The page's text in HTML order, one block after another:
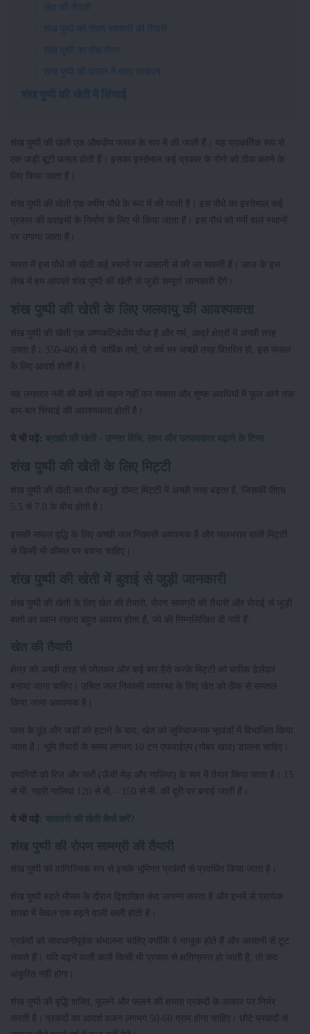
खेत की तैयारी
शंख पुष्पी की रोपण सामग्री की तैयारी
शंख पुष्पी का पौध रोपण
शंख पुष्पी की फसल में खाद प्रबंधन
शंख पुष्पी की खेती में सिंचाई
शंख पुष्पी की खेती एक औषधीय फसल के रूप में की जाती हैं। यह प्राकर्तिक रूप से
एक जड़ी बूटी फसल होती हैं। इसका इस्तेमाल कई प्रकार के रोगो को ठीक करने के
लिए किया जाता हैं।
शंख पुष्पी की खेती एक वर्षीय पौधे के रूप में की जाती हैं। इस पौधे का इस्तेमाल कई
प्रकार की दवाइयों के निर्माण के लिए भी किया जाता हैं। इस पौधे को गर्मी वाले स्थानों
पर उगाया जाता हैं।
भारत में इस पौधे की खेती कई स्थनों पर आसानी से की जा सकती हैं। आज के इस
लेख में हम आपको शंख पुष्पी की खेती से जुडी सम्पूर्ण जानकारी देंगे।
शंख पुष्पी की खेती एक उष्णकटिबंधीय पौधा है और गर्म, आर्द्र क्षेत्रों में अच्छी तरह
उगता है। 350-400 से.मी. वार्षिक वर्षा, जो वर्ष भर अच्छी तरह वितरित हो, इस फसल
के लिए आदर्श होती है।
यह लगातार नमी की कमी को सहन नहीं कर सकता और शुष्क अवधियों में फूल आने तक
बार-बार सिंचाई की आवश्यकता होती है।
ये भी पढ़ें: ब्राह्मी की खेती - उन्नत विधि, लाभ और उत्पादकता बढ़ाने के टिप्स
शंख पुष्पी की खेती का पौधा बलुई दोमट मिट्टी में अच्छी तरह बढ़ता है, जिसकी पीएच
5.5 से 7.0 के बीच होती है।
इसकी सफल वृद्धि के लिए अच्छी जल निकासी आवश्यक है और जलभराव वाली मिट्टी
से किसी भी कीमत पर बचना चाहिए।
शंख पुष्पी की खेती के लिए खेत की तैयारी, रोपण सामग्री की तैयारी और रोपाई से जुड़ी
बातो का ध्यान रखना बहुत आवश्य होता हैं, जो की निम्नलिखित दी गयी हैं:
क्षेत्र को अच्छी तरह से जोतकर और कई बार हैरो करके मिट्टी को बारीक ढेलेदार
बनाया जाना चाहिए। उचित जल निकासी व्यवस्था के लिए खेत को ठीक से समतल
किया जाना आवश्यक है।
घास के ठूंठ और जड़ों को हटाने के बाद, खेत को सुविधाजनक भूखंडों में विभाजित किया
जाता है। भूमि तैयारी के समय लगभग 10 टन एफवाईएम (गोबर खाद) डालना चाहिए।
क्यारियों को रिज और फर्रो (ऊँची मेड़ और नालियां) के रूप में तैयार किया जाता है। 15
से.मी. गहरी नालियां 120 से.मी. - 150 से.मी. की दूरी पर बनाई जाती हैं।
ये भी पढ़ें: शतावरी की खेती कैसे करें?
शंख पुष्पी को वाणिज्यिक रूप से इसके भूमिगत प्रकंदों से प्रवर्धित किया जाता है।
शंख पुष्पी बढ़ते मौसम के दौरान द्विशाखित कंद उत्पन्न करता है और इनमें से प्रत्येक
शाखा में केवल एक बढ़ने वाली कली होती है।
प्रकंदों को सावधानीपूर्वक संभालना चाहिए क्योंकि वे नाजुक होते हैं और आसानी से टूट
सकते हैं। यदि बढ़ने वाली कली किसी भी प्रकार से क्षतिग्रस्त हो जाती है, तो कंद
अंकुरित नहीं होगा।
शंख पुष्पी की वृद्धि शक्ति, फूलने और फलने की क्षमता प्रकंदों के आकार पर निर्भर
करती है। प्रकंदों का आदर्श वजन लगभग 50-60 ग्राम होना चाहिए। छोटे प्रकंदों से